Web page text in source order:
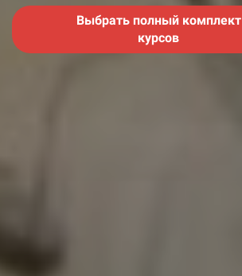
Выбрать полный комплект
курсов